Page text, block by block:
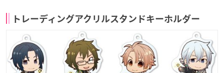
トレーディングアクリルスタンドキーホルダー